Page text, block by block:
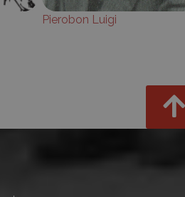
Pierobon Luigi